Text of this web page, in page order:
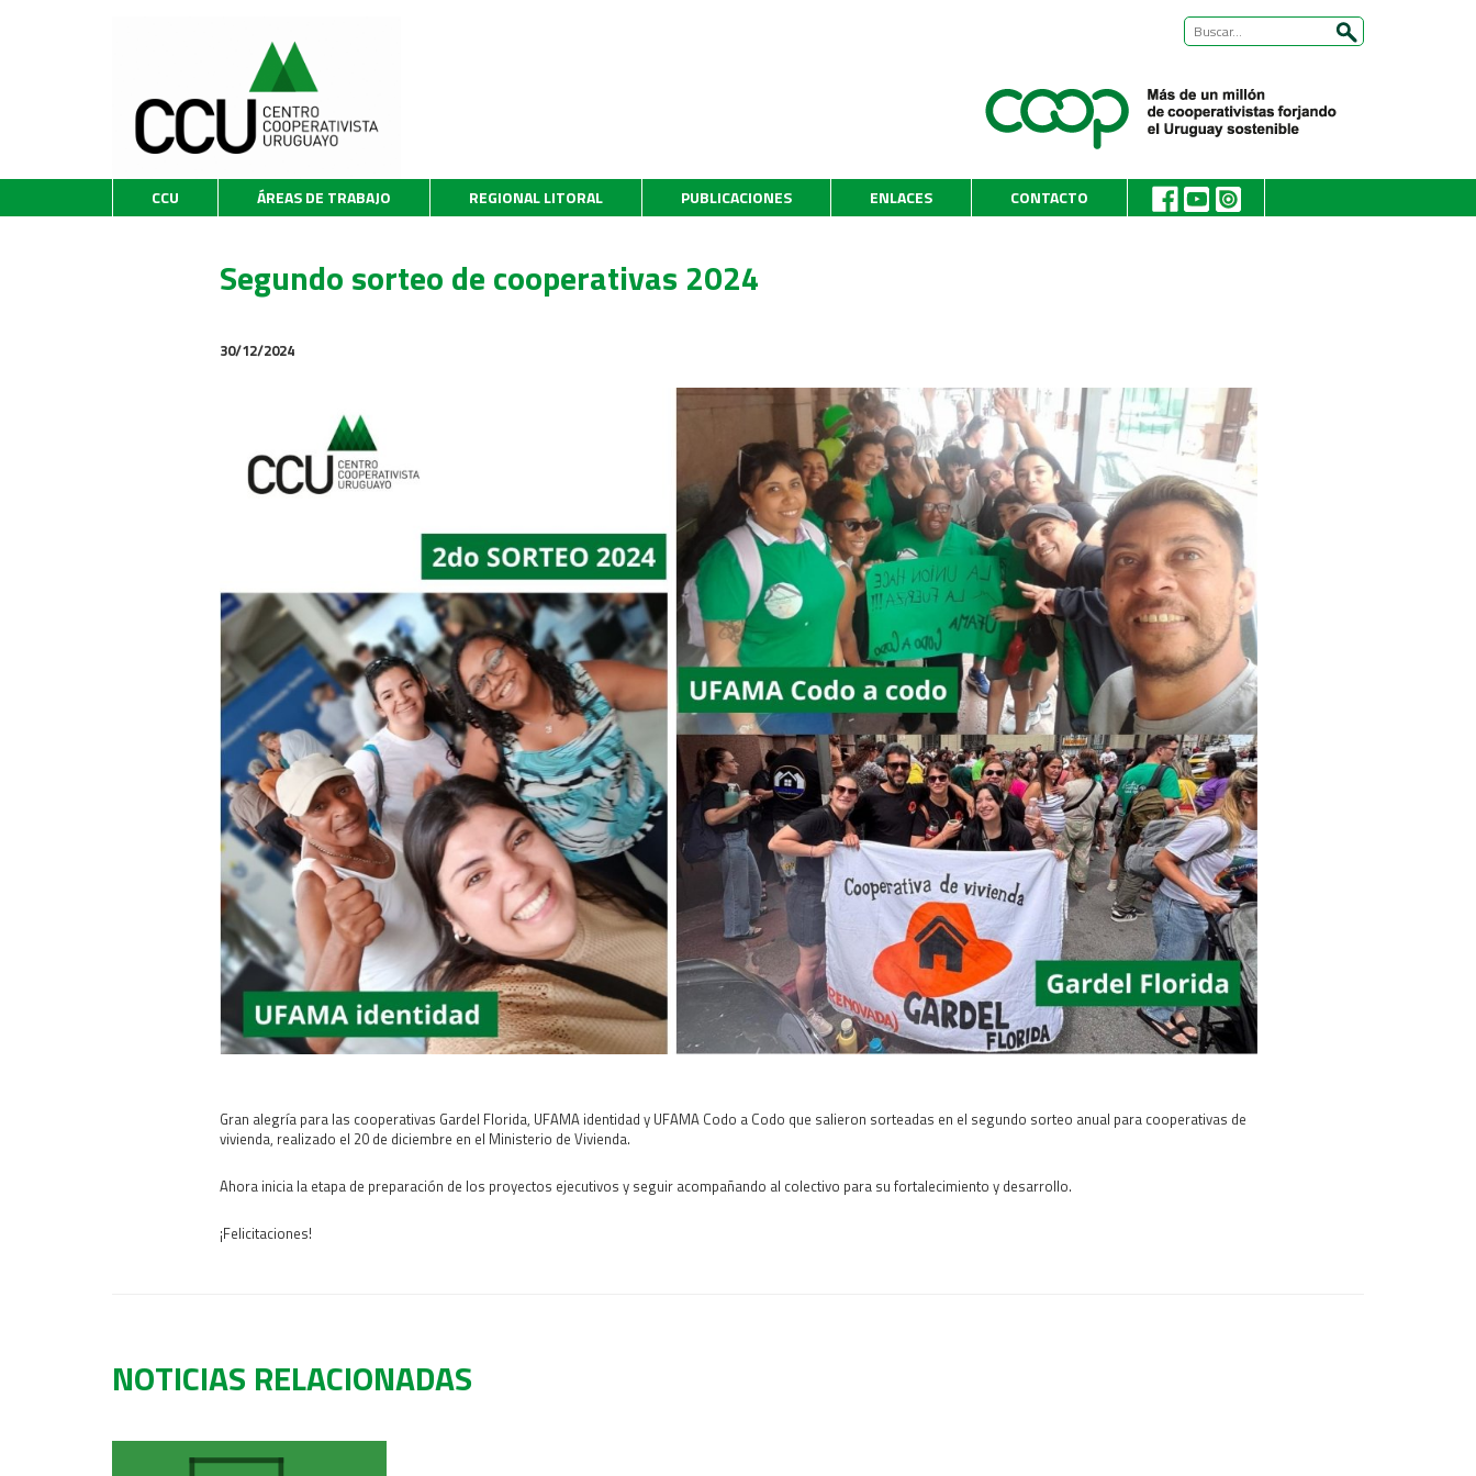
CCU ÁREAS DE TRABAJO REGIONAL LITORAL PUBLICACIONES ENLACES CONTACTO
Segundo sorteo de cooperativas 2024
30/12/2024
Gran alegría para las cooperativas Gardel Florida, UFAMA identidad y UFAMA Codo a Codo que salieron sorteadas en el segundo sorteo anual para cooperativas de
vivienda, realizado el 20 de diciembre en el Ministerio de Vivienda.
Ahora inicia la etapa de preparación de los proyectos ejecutivos y seguir acompañando al colectivo para su fortalecimiento y desarrollo.
¡Felicitaciones!
NOTICIAS RELACIONADAS